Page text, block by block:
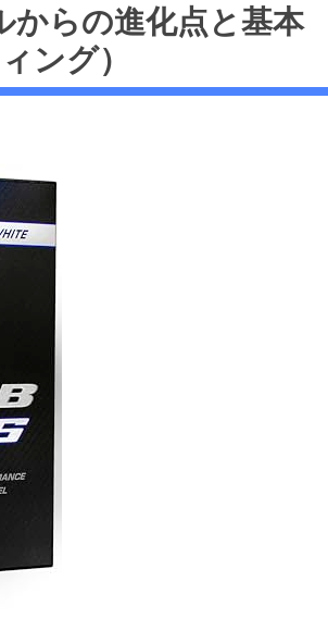
く）
グの両立
徴と期待できる効果
いか
パッティング
からの進化点と基本
ング）